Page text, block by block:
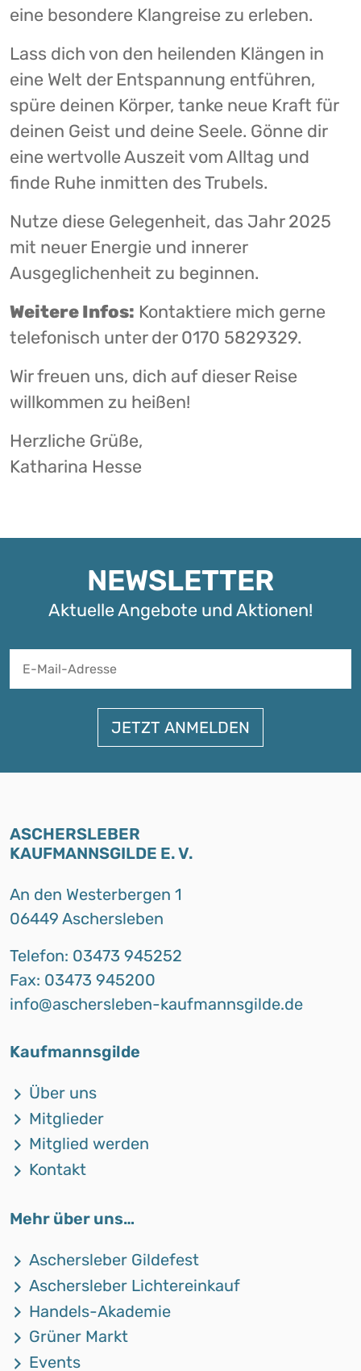
eine besondere Klangreise zu erleben.
Lass dich von den heilenden Klängen in
eine Welt der Entspannung entführen,
spüre deinen Körper, tanke neue Kraft für
deinen Geist und deine Seele. Gönne dir
eine wertvolle Auszeit vom Alltag und
finde Ruhe inmitten des Trubels.
Nutze diese Gelegenheit, das Jahr 2025
mit neuer Energie und innerer
Ausgeglichenheit zu beginnen.
Weitere Infos: Kontaktiere mich gerne
telefonisch unter der 0170 5829329.
Wir freuen uns, dich auf dieser Reise
willkommen zu heißen!
Herzliche Grüße,
Katharina Hesse
NEWSLETTER
Aktuelle Angebote und Aktionen!
ASCHERSLEBER
KAUFMANNSGILDE E. V.
An den Westerbergen 1
06449 Aschersleben
Telefon: 03473 945252
Fax: 03473 945200
info@aschersleben-kaufmannsgilde.de
Kaufmannsgilde
Über uns
Mitglieder
Mitglied werden
Kontakt
Mehr über uns…
Aschersleber Gildefest
Aschersleber Lichtereinkauf
Handels-Akademie
Grüner Markt
Events